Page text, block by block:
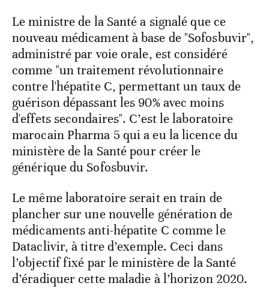
Le ministre de la Santé a signalé que ce
nouveau médicament à base de "Sofosbuvir",
administré par voie orale, est considéré
comme "un traitement révolutionnaire
contre l'hépatite C, permettant un taux de
guérison dépassant les 90% avec moins
d'effets secondaires". C’est le laboratoire
marocain Pharma 5 qui a eu la licence du
ministère de la Santé pour créer le
générique du Sofosbuvir.
Le même laboratoire serait en train de
plancher sur une nouvelle génération de
médicaments anti-hépatite C comme le
Dataclivir, à titre d’exemple. Ceci dans
l’objectif fixé par le ministère de la Santé
d’éradiquer cette maladie à l’horizon 2020.